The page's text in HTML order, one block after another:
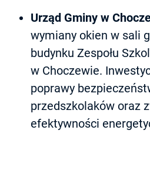
Urząd Gminy w
wymiany okien w sali
budynku Zespołu
w Choczewie.
poprawy
przedszkolaków oraz
efektywności